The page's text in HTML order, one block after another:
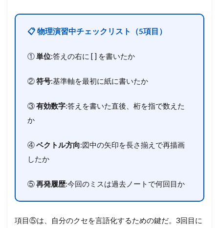
📋 物理演習中チェックリスト（5項目）
①単位:答えの右に [ ] を書いたか
②符号:基準軸を最初に紙に書いたか
③有効数字:答えを書いた直後、桁を指で数えた
か
④ベクトル方向:図中の矢印を長さ揃えで再描画
したか
⑤再発履歴:今回のミスは過去ノートで何回目か
項目⑤は、自分のクセを言語化するための鍵だ。3回目に